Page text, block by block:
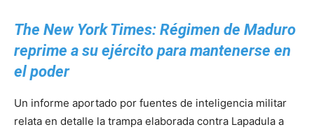
The New York Times: Régimen de Maduro
reprime a su ejército para mantenerse en
el poder
Un informe aportado por fuentes de inteligencia militar
relata en detalle la trampa elaborada contra Lapadula a